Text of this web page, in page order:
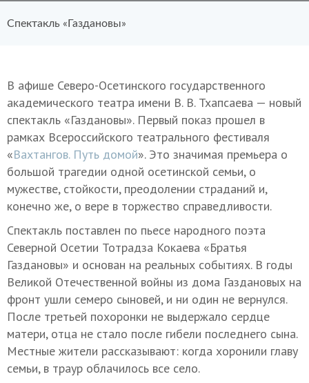
Спектакль «Газдановы»
В афише Северо-Осетинского государственного
академического театра имени В. В. Тхапсаева — новый
спектакль «Газдановы». Первый показ прошел в
рамках Всероссийского театрального фестиваля
«Вахтангов. Путь домой». Это значимая премьера о
большой трагедии одной осетинской семьи, о
мужестве, стойкости, преодолении страданий и,
конечно же, о вере в торжество справедливости.
Спектакль поставлен по пьесе народного поэта
Северной Осетии Тотрадза Кокаева «Братья
Газдановы» и основан на реальных событиях. В годы
Великой Отечественной войны из дома Газдановых на
фронт ушли семеро сыновей, и ни один не вернулся.
После третьей похоронки не выдержало сердце
матери, отца не стало после гибели последнего сына.
Местные жители рассказывают: когда хоронили главу
семьи, в траур облачилось все село.